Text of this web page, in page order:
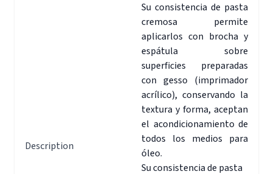
Description
Su consistencia de pasta
cremosa permite
aplicarlos con brocha y
espátula sobre
superficies preparadas
con gesso (imprimador
acrílico), conservando la
textura y forma, aceptan
el acondicionamiento de
todos los medios para
óleo.
Su consistencia de pasta